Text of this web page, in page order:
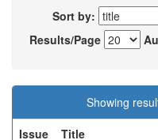
Sort by:
Results/Page
Showing
Issue
Title